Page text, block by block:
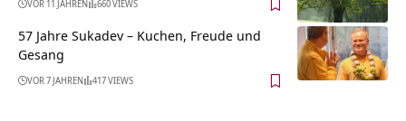
VOR 11 JAHREN 660 VIEWS
57 Jahre Sukadev – Kuchen, Freude und
Gesang
VOR 7 JAHREN 417 VIEWS